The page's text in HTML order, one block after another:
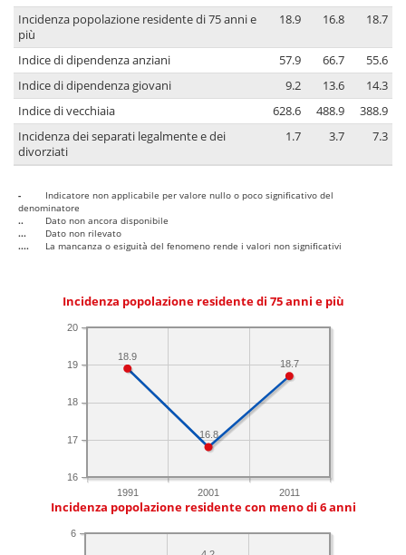
Incidenza popolazione residente di 75 anni e
più
18.9 16.8 18.7
Indice di dipendenza anziani 57.9 66.7
55.6
Indice di dipendenza giovani
9.2 13.6
14.3
Indice di vecchiaia
628.6 488.9
388.9
Incidenza dei separati legalmente e dei
divorziati
1.7 3.7 7.3
-
Indicatore non applicabile per valore nullo o poco significativo del
denominatore
..
Dato non ancora disponibile
...
Dato non rilevato
....
La mancanza o esiguità del fenomeno rende i valori non significativi
Incidenza popolazione residente di 75 anni e più
1991 2001 2011
16
17
18
19
20
18.7
16.8
18.9
Incidenza popolazione residente con meno di 6 anni
6